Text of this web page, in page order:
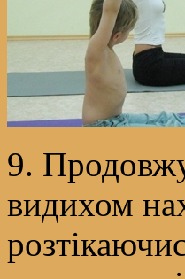
9.
видихом